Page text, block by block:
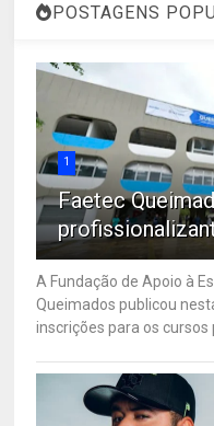
POSTAGENS
1
Faetec
A Fundação de Apoio à
Queimados publicou
inscrições para os cursos